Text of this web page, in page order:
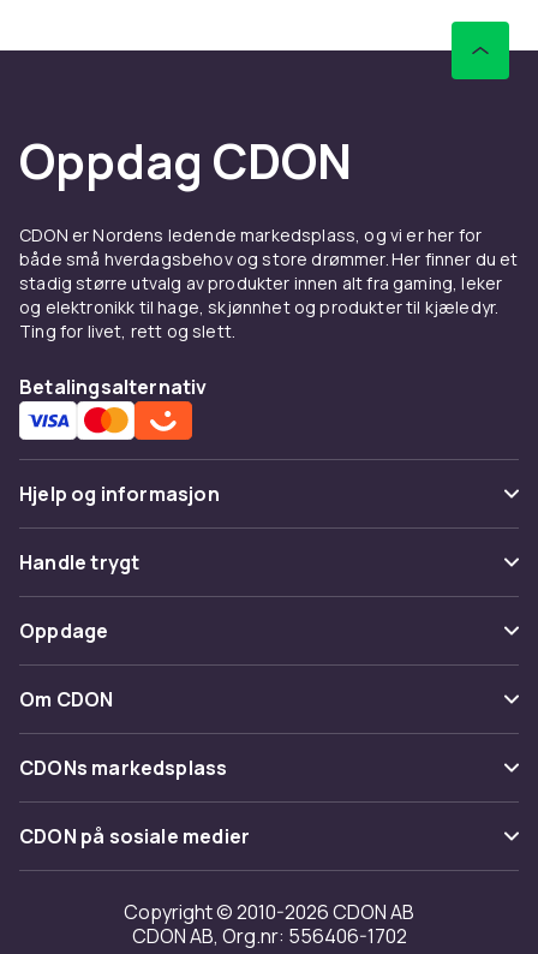
Oppdag CDON
CDON er Nordens ledende markedsplass, og vi er her for
både små hverdagsbehov og store drømmer. Her finner du et
stadig større utvalg av produkter innen alt fra gaming, leker
og elektronikk til hage, skjønnhet og produkter til kjæledyr.
Ting for livet, rett og slett.
Betalingsalternativ
Hjelp og informasjon
Vanlige spørsmål
Spor pakke
Angre & returner her
Kontakt oss
Handle trygt
Betaling
Levering
Tilbakekallinger
Oppdage
Kategorier
Varemerker
Om CDON
Om oss
Kundeanmeldelser
Jobbe på CDON
Investor relations
CDONs markedsplass
Merchant Help Center
CDON på sosiale medier
Copyright © 2010-2026 CDON AB
CDON AB, Org.nr: 556406-1702